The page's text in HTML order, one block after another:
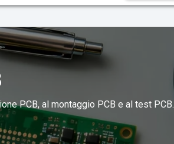
PCB, al montaggio PCB e al test PCB.